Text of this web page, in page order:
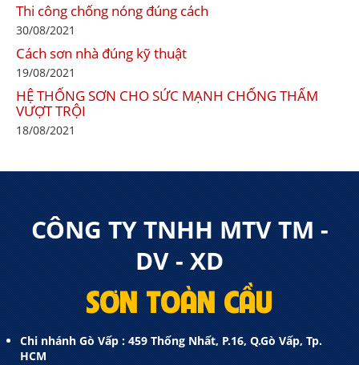
Thi công chống nóng đúng cách
30/08/2021
Cách sơn nhà đúng kỹ thuật
19/08/2021
HỆ THỐNG SƠN CHO SỨC MẠNH CHỐNG THẤM
VƯỢT TRỘI
18/08/2021
CÔNG TY TNHH MTV TM -
DV - XD
SƠN TOÀN CẦU
Chi nhánh Gò Vấp : 459 Thống Nhất, P.16, Q.Gò Vấp, Tp.
HCM